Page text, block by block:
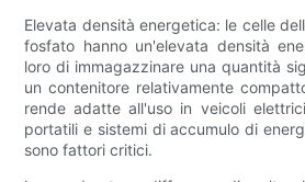
Elevata densità energetica: le celle
fosfato hanno un'elevata densità
loro di immagazzinare una quantità
un contenitore relativamente
rende adatte all'uso in veicoli
portatili e sistemi di accumulo di
sono fattori critici.